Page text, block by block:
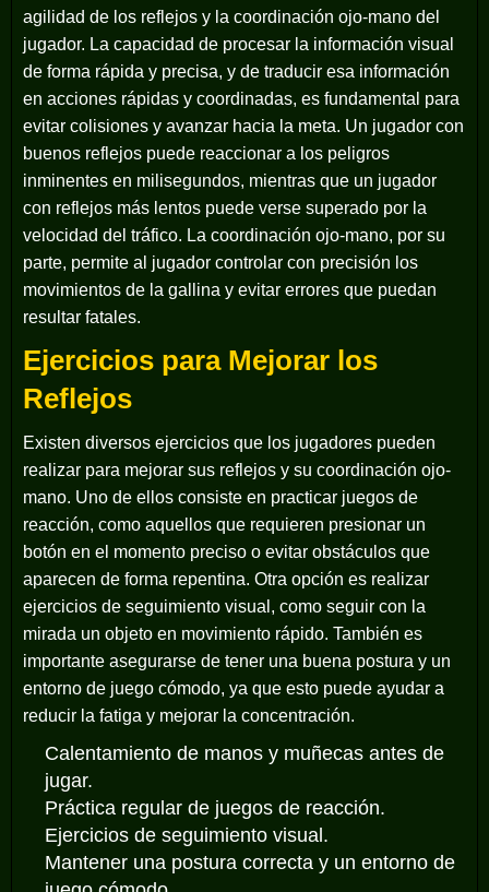
agilidad de los reflejos y la coordinación ojo-mano del
jugador. La capacidad de procesar la información visual
de forma rápida y precisa, y de traducir esa información
en acciones rápidas y coordinadas, es fundamental para
evitar colisiones y avanzar hacia la meta. Un jugador con
buenos reflejos puede reaccionar a los peligros
inminentes en milisegundos, mientras que un jugador
con reflejos más lentos puede verse superado por la
velocidad del tráfico. La coordinación ojo-mano, por su
parte, permite al jugador controlar con precisión los
movimientos de la gallina y evitar errores que puedan
resultar fatales.
Ejercicios para Mejorar los
Reflejos
Existen diversos ejercicios que los jugadores pueden
realizar para mejorar sus reflejos y su coordinación ojo-
mano. Uno de ellos consiste en practicar juegos de
reacción, como aquellos que requieren presionar un
botón en el momento preciso o evitar obstáculos que
aparecen de forma repentina. Otra opción es realizar
ejercicios de seguimiento visual, como seguir con la
mirada un objeto en movimiento rápido. También es
importante asegurarse de tener una buena postura y un
entorno de juego cómodo, ya que esto puede ayudar a
reducir la fatiga y mejorar la concentración.
Calentamiento de manos y muñecas antes de
jugar.
Práctica regular de juegos de reacción.
Ejercicios de seguimiento visual.
Mantener una postura correcta y un entorno de